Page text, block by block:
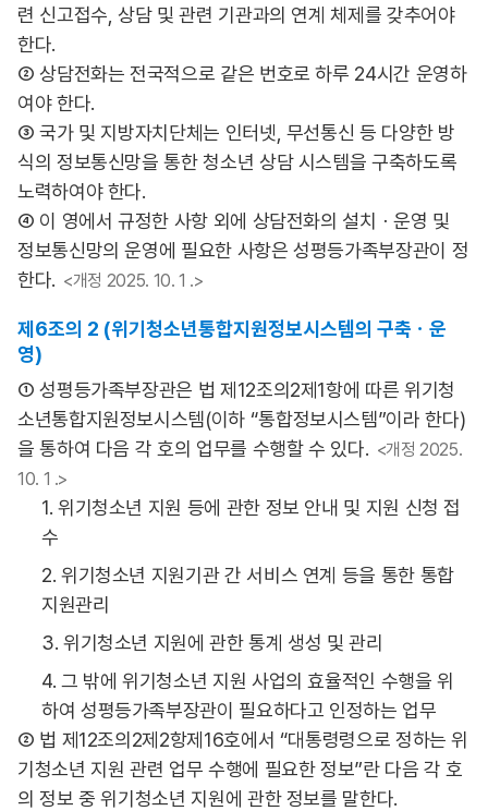
련 신고접수, 상담 및 관련 기관과의 연계 체제를 갖추어야
한다.
② 상담전화는 전국적으로 같은 번호로 하루 24시간 운영하
여야 한다.
③ 국가 및 지방자치단체는 인터넷, 무선통신 등 다양한 방
식의 정보통신망을 통한 청소년 상담 시스템을 구축하도록
노력하여야 한다.
④ 이 영에서 규정한 사항 외에 상담전화의 설치ㆍ운영 및
정보통신망의 운영에 필요한 사항은 성평등가족부장관이 정
한다. <개정 2025. 10. 1 .>
제6조의 2 (위기청소년통합지원정보시스템의 구축ㆍ운
영)
① 성평등가족부장관은 법 제12조의2제1항에 따른 위기청
소년통합지원정보시스템(이하 “통합정보시스템”이라 한다)
을 통하여 다음 각 호의 업무를 수행할 수 있다. <개정 2025.
10. 1 .>
1. 위기청소년 지원 등에 관한 정보 안내 및 지원 신청 접
수
2. 위기청소년 지원기관 간 서비스 연계 등을 통한 통합
지원관리
3. 위기청소년 지원에 관한 통계 생성 및 관리
4. 그 밖에 위기청소년 지원 사업의 효율적인 수행을 위
하여 성평등가족부장관이 필요하다고 인정하는 업무
② 법 제12조의2제2항제16호에서 “대통령령으로 정하는 위
기청소년 지원 관련 업무 수행에 필요한 정보”란 다음 각 호
의 정보 중 위기청소년 지원에 관한 정보를 말한다.